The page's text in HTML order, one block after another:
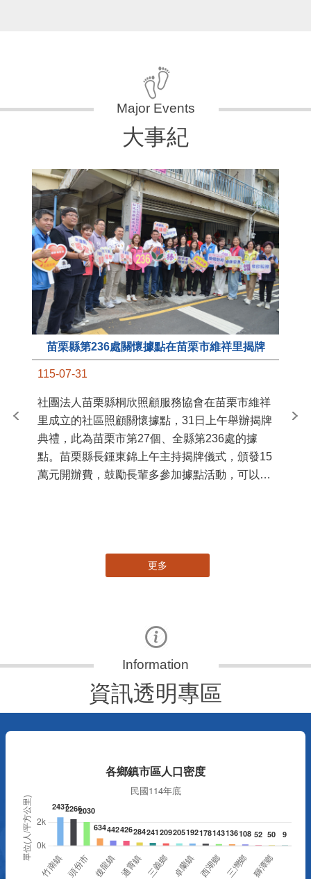
大事紀
苗栗縣第236處關懷據點在苗栗市維祥里揭牌
115-07-31
社團法人苗栗縣桐欣照顧服務協會在苗栗市維祥
里成立的社區照顧關懷據點，31日上午舉辦揭牌
典禮，此為苗栗市第27個、全縣第236處的據
點。苗栗縣長鍾東錦上午主持揭牌儀式，頒發15
萬元開辦費，鼓勵長輩多參加據點活動，可以更
苗
更多
資訊透明專區